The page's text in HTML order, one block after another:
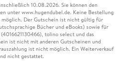
10.08.2026. Sie können den
unter www.hugendubel.de. Keine Bestellung
Der Gutschein ist nicht gültig für
Bücher und eBooks) sowie für
tolino select und das
ist nicht mit anderen Gutscheinen und
ist nicht möglich. Ein Weiterverkauf
nicht gestattet.